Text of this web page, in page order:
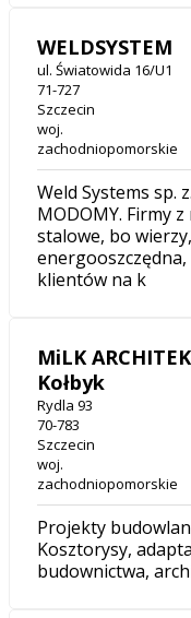
WELDSYSTEM
ul. Światowida 16/U1
71-727
Szczecin
woj.
zachodniopomorskie
Weld Systems sp.
MODOMY. Firmy
stalowe, bo
klientów na k
MiLK
Kołbyk
Rydla 93
70-783
Szczecin
woj.
zachodniopomorskie
Projekty
Kosztorysy,
budownictwa,